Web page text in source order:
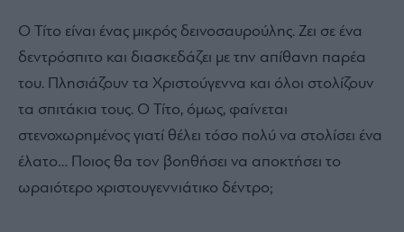
Ο Τίτο είναι ένας μικρός δεινοσαυρούλης. Ζει σε ένα
δεντρόσπιτο και διασκεδάζει με την απίθανη παρέα
του. Πλησιάζουν τα Χριστούγεννα και όλοι στολίζουν
τα σπιτάκια τους. Ο Τίτο, όμως, φαίνεται
στενοχωρημένος γιατί θέλει τόσο πολύ να στολίσει ένα
έλατο… Ποιος θα τον βοηθήσει να αποκτήσει το
ωραιότερο χριστουγεννιάτικο δέντρο;